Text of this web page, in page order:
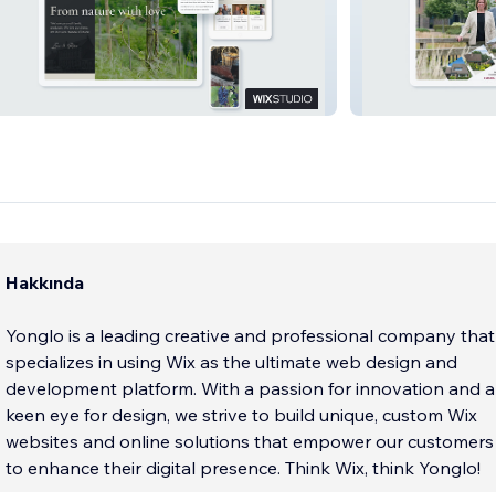
Hakkında
Yonglo is a leading creative and professional company that
specializes in using Wix as the ultimate web design and
development platform. With a passion for innovation and a
keen eye for design, we strive to build unique, custom Wix
websites and online solutions that empower our customers
to enhance their digital presence. Think Wix, think Yonglo!